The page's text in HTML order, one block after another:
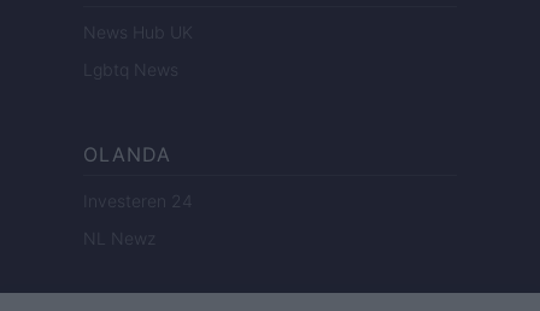
News Hub UK
Lgbtq News
OLANDA
Investeren 24
NL Newz